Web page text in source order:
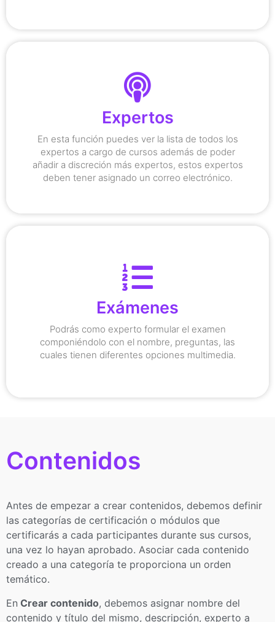
Expertos
En esta función puedes ver la lista de todos los
expertos a cargo de cursos además de poder
añadir a discreción más expertos, estos expertos
deben tener asignado un correo electrónico.
También existe la función Acciones,
en donde puedes asignarles roles
determinados dentro de toda la
plataforma.
Exámenes
Podrás como experto formular el examen
componiéndolo con el nombre, preguntas, las
cuales tienen diferentes opciones multimedia.
Puedes configurar puntaje mínimo
así como señalar la o las respuestas
Contenidos
Antes de empezar a crear contenidos, debemos definir
las categorías de certificación o módulos que
certificarás a cada participantes durante sus cursos,
una vez lo hayan aprobado. Asociar cada contenido
creado a una categoría te proporciona un orden
temático.
En Crear contenido, debemos asignar nombre del
contenido y título del mismo, descripción, experto a